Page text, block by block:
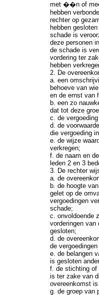
met ��n of
hebben
rechter op
hebben
schade is
deze personen
de schade is
vordering ter
hebben
2. De
a. een
behoeve van
en de ernst van
b. een zo
dat tot deze
c. de
d. de
die vergoeding
e. de wijze
verkregen;
f. de naam en
leden 2 en 3
3. De rechter
a. de
b. de hoogte
gelet op de
vergoedingen
schade;
c. onvoldoende
vorderingen van
gesloten;
d. de
de
e. de belangen
is gesloten
f. de stichting of
is ter zake van
overeenkomst
g. de groep van